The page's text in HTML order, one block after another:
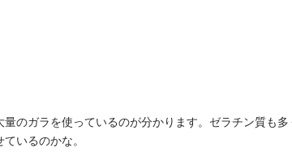
のガラを使っているのが分かります。ゼラチン質も
いるのかな。